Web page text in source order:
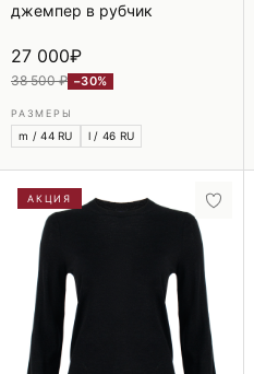
джемпер в рубчик
27 000₽
38 500 ₽ −30%
РАЗМЕРЫ
m / 44 RU l / 46 RU
АКЦИЯ